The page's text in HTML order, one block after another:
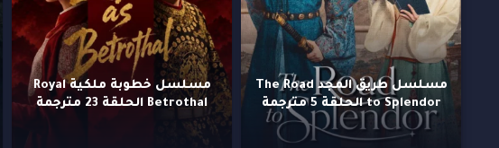
مسلسل طريق المجد The Road
to Splendor الحلقة 5 مترجمة
مسلسل خطوبة ملكية Royal
Betrothal الحلقة 23 مترجمة